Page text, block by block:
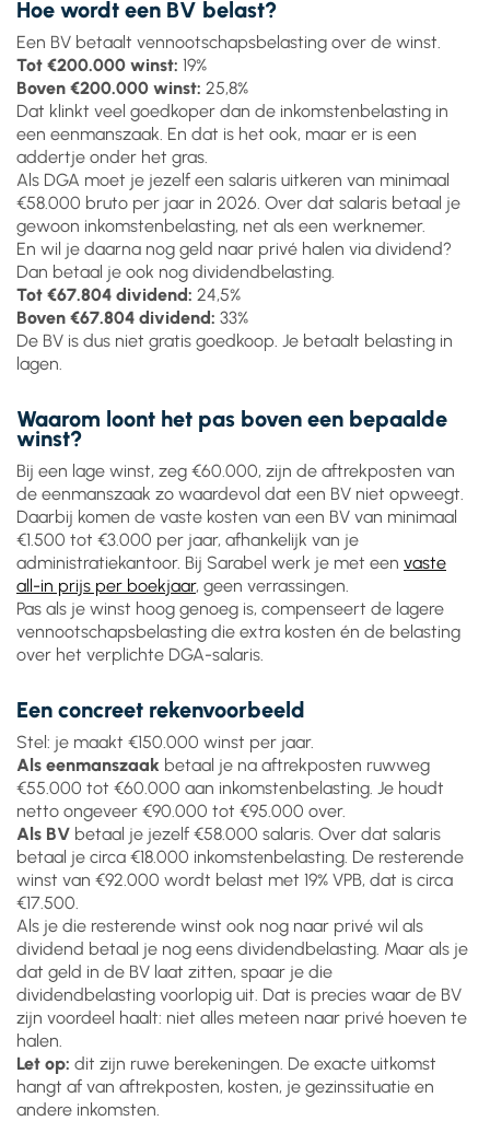
Hoe wordt een BV belast?
Een BV betaalt vennootschapsbelasting over de winst.
Tot €200.000 winst: 19%
Boven €200.000 winst: 25,8%
Dat klinkt veel goedkoper dan de inkomstenbelasting in
een eenmanszaak. En dat is het ook, maar er is een
addertje onder het gras.
Als DGA moet je jezelf een salaris uitkeren van minimaal
€58.000 bruto per jaar in 2026. Over dat salaris betaal je
gewoon inkomstenbelasting, net als een werknemer.
En wil je daarna nog geld naar privé halen via dividend?
Dan betaal je ook nog dividendbelasting.
Tot €67.804 dividend: 24,5%
Boven €67.804 dividend: 33%
De BV is dus niet gratis goedkoop. Je betaalt belasting in
lagen.
Waarom loont het pas boven een bepaalde
winst?
Bij een lage winst, zeg €60.000, zijn de aftrekposten van
de eenmanszaak zo waardevol dat een BV niet opweegt.
Daarbij komen de vaste kosten van een BV van minimaal
€1.500 tot €3.000 per jaar, afhankelijk van je
administratiekantoor. Bij Sarabel werk je met een vaste
all-in prijs per boekjaar, geen verrassingen.
Pas als je winst hoog genoeg is, compenseert de lagere
vennootschapsbelasting die extra kosten én de belasting
over het verplichte DGA-salaris.
Een concreet rekenvoorbeeld
Stel: je maakt €150.000 winst per jaar.
Als eenmanszaak betaal je na aftrekposten ruwweg
€55.000 tot €60.000 aan inkomstenbelasting. Je houdt
netto ongeveer €90.000 tot €95.000 over.
Als BV betaal je jezelf €58.000 salaris. Over dat salaris
betaal je circa €18.000 inkomstenbelasting. De resterende
winst van €92.000 wordt belast met 19% VPB, dat is circa
€17.500.
Als je die resterende winst ook nog naar privé wil als
dividend betaal je nog eens dividendbelasting. Maar als je
dat geld in de BV laat zitten, spaar je die
dividendbelasting voorlopig uit. Dat is precies waar de BV
zijn voordeel haalt: niet alles meteen naar privé hoeven te
halen.
Let op: dit zijn ruwe berekeningen. De exacte uitkomst
hangt af van aftrekposten, kosten, je gezinssituatie en
andere inkomsten.